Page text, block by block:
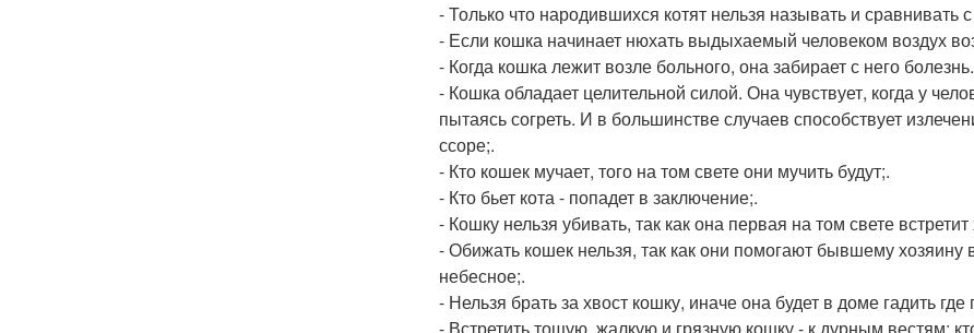
- Только что народившихся котят нельзя называть и
- Если кошка начинает нюхать выдыхаемый человеком воздух
- Когда кошка лежит возле больного, она забирает с него болезнь.
- Кошка обладает целительной силой. Она чувствует, когда у
пытаясь согреть. И в большинстве случаев способствует
ссоре;.
- Кто кошек мучает, того на том свете они мучить будут;.
- Кто бьет кота - попадет в заключение;.
- Кошку нельзя убивать, так как она первая на том свете встретит
- Обижать кошек нельзя, так как они помогают бывшему хозяину
небесное;.
- Нельзя брать за хвост кошку, иначе она будет в доме гадить где